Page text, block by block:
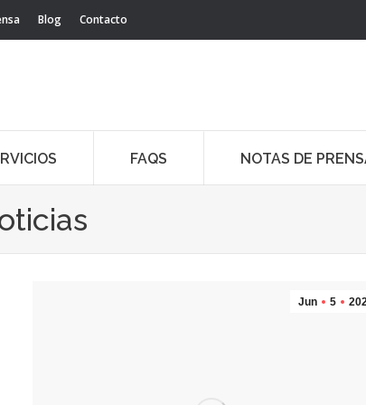
Blog Contacto
FAQS NOTAS DE
Jun 5